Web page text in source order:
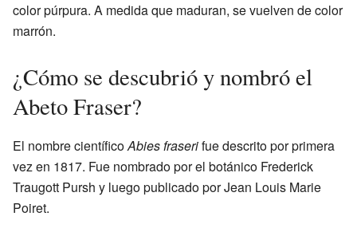
color púrpura. A medida que maduran, se vuelven de color
marrón.
¿Cómo se descubrió y nombró el
Abeto Fraser?
El nombre científicoAbies fraserifue descrito por primera
vez en 1817. Fue nombrado por el botánico Frederick
Traugott Pursh y luego publicado por Jean Louis Marie
Poiret.